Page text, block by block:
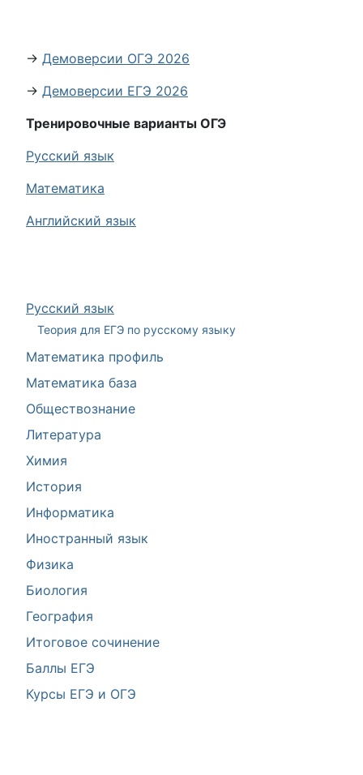
Русский язык
Теория для ЕГЭ по русскому языку
Математика профиль
Математика база
Обществознание
Литература
Химия
История
Информатика
Иностранный язык
Физика
Биология
География
Итоговое сочинение
Баллы ЕГЭ
Курсы ЕГЭ и ОГЭ
→ Демоверсии ОГЭ 2026
→ Демоверсии ЕГЭ 2026
Тренировочные варианты ОГЭ
Русский язык
Математика
Английский язык